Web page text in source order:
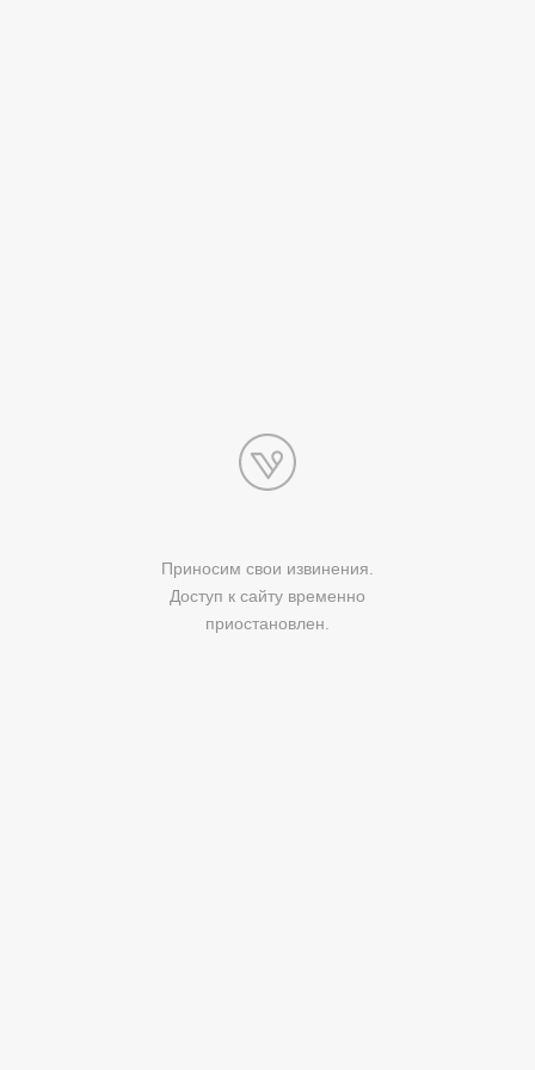
Приносим свои извинения.
Доступ к сайту временно
приостановлен.